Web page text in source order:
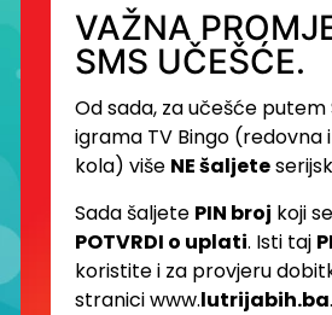
VAŽNA
SMS UČEŠĆE.
Od sada, za učešće putem
igrama TV Bingo (redovna
kola) više NE šaljete
Sada šaljete PIN broj koji
POTVRDI o uplati. Isti taj
koristite i za provjeru
stranici www.lutrijabih.ba.